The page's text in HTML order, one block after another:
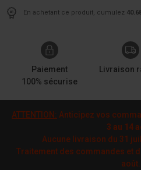
En achetant ce produit, cumulez
Paiement
100% sécurise
Livraison
ATTENTION: Anticipez vos
3 au 14
Aucune livraison du 31
Traitement des commandes et
août.